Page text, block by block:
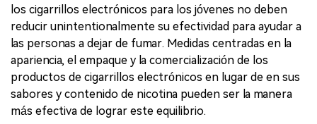
los cigarrillos electrónicos para los jóvenes no deben
reducir unintentionalmente su efectividad para ayudar a
las personas a dejar de fumar. Medidas centradas en la
apariencia, el empaque y la comercialización de los
productos de cigarrillos electrónicos en lugar de en sus
sabores y contenido de nicotina pueden ser la manera
más efectiva de lograr este equilibrio.